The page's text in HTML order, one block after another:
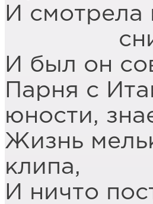
И смотрела
снизу
И был он
Парня с
юности,
Жизнь
клипа,
И ничто